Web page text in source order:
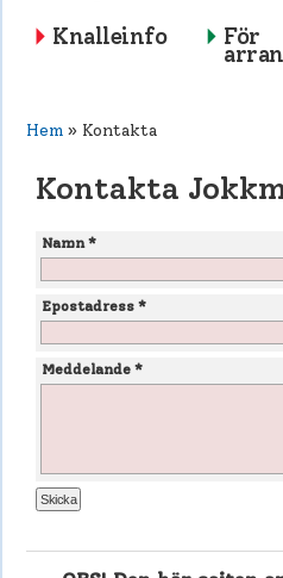
Knalleinfo
För
Hem » Kontakta
Kontakta
Namn *
Epostadress *
Meddelande *